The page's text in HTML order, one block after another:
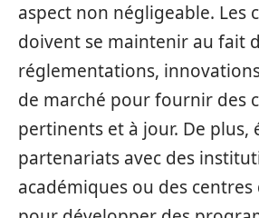
aspect non négligeable. Les
doivent se maintenir au fait
réglementations,
de marché pour fournir des
pertinents et à jour. De plus,
partenariats avec des
académiques ou des